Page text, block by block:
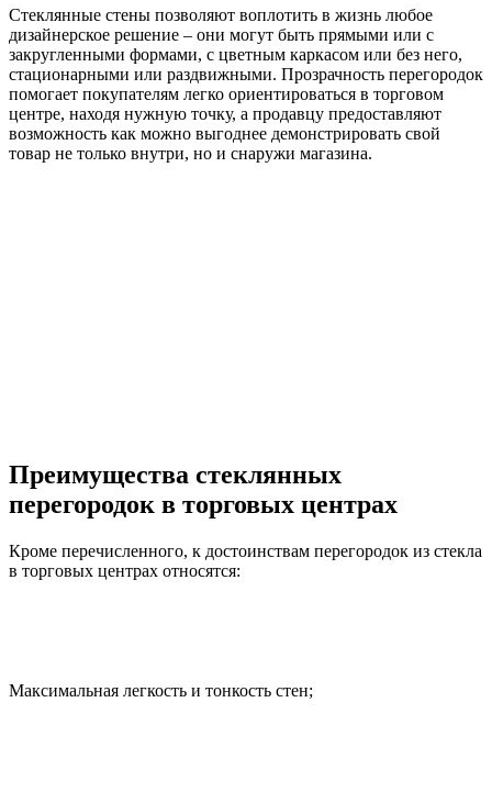
Стеклянные стены позволяют воплотить в жизнь любое
дизайнерское решение – они могут быть прямыми или с
закругленными формами, с цветным каркасом или без него,
стационарными или раздвижными. Прозрачность перегородок
помогает покупателям легко ориентироваться в торговом
центре, находя нужную точку, а продавцу предоставляют
возможность как можно выгоднее демонстрировать свой
товар не только внутри, но и снаружи магазина.
Преимущества стеклянных
перегородок в торговых центрах
Кроме перечисленного, к достоинствам перегородок из стекла
в торговых центрах относятся:
Максимальная легкость и тонкость стен;